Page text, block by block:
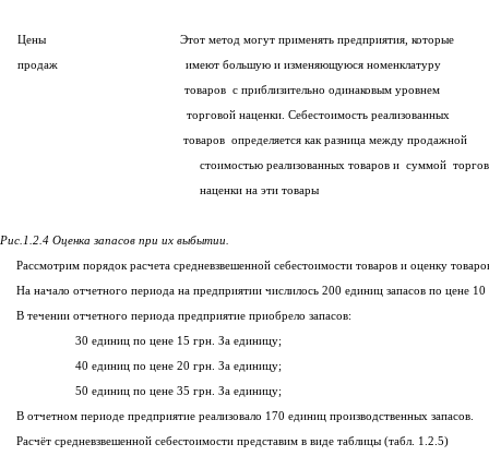
Цены Этот метод могут применять предприятия, которые
продаж имеют большую и изменяющуюся номенклатуру
товаров с приблизительно одинаковым уровнем
торговой наценки. Себестоимость реализованных
товаров определяется как разница между продажной
стоимостью реализованных товаров и суммой
наценки на эти товары
Рис.1.2.4 Оценка запасов при их выбытии.
Рассмотрим порядок расчета средневзвешенной себестоимости товаров и оценку
На начало отчетного периода на предприятии числилось 200 единиц запасов по цене 10
В течении отчетного периода предприятие приобрело запасов:
30 единиц по цене 15 грн. За единицу;
40 единиц по цене 20 грн. За единицу;
50 единиц по цене 35 грн. За единицу;
В отчетном периоде предприятие реализовало 170 единиц производственных запасов.
Расчёт средневзвешенной себестоимости представим в виде таблицы (табл. 1.2.5)